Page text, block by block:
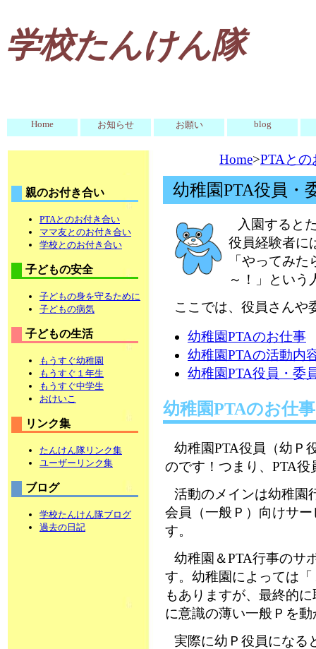
学校たんけん隊
Home お知らせ お願い blog
親のお付き合い
PTAとのお付き合い
ママ友とのお付き合い
学校とのお付き合い
子どもの安全
子どもの身を守るために
子どもの病気
子どもの生活
もうすぐ幼稚園
もうすぐ１年生
もうすぐ中学生
おけいこ
リンク集
たんけん隊リンク集
ユーザーリンク集
ブログ
学校たんけん隊ブログ
過去の日記
Home>PTAと
幼稚園PTA役員・
入園すると
役員経験者に
「やってみ
～！」という
ここでは、役員さんや
幼稚園PTAのお仕事
幼稚園PTAの活動内
幼稚園PTA役員・委
幼稚園PTAのお仕事
幼稚園PTA役員（幼Ｐ
のです！つまり、PTA
活動のメインは幼稚園
会員（一般Ｐ）向けサ
す。
幼稚園＆PTA行事のサ
す。幼稚園によっては
もありますが、最終的
に意識の薄い一般Ｐを
実際に幼Ｐ役員になる